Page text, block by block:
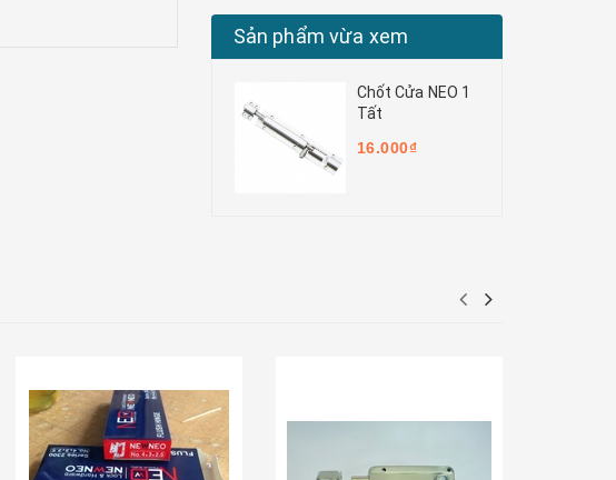
Sản phẩm vừa xem
Chốt Cửa NEO 1
Tất
16.000₫